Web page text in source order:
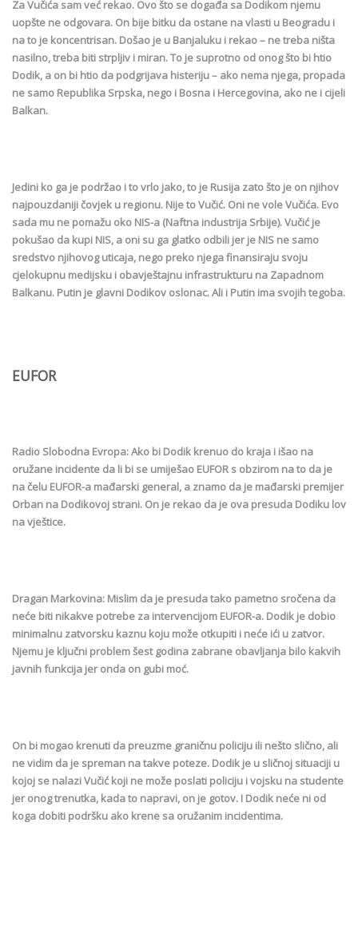
Za Vučića sam već rekao. Ovo što se događa sa Dodikom njemu
uopšte ne odgovara. On bije bitku da ostane na vlasti u Beogradu i
na to je koncentrisan. Došao je u Banjaluku i rekao – ne treba ništa
nasilno, treba biti strpljiv i miran. To je suprotno od onog što bi htio
Dodik, a on bi htio da podgrijava histeriju – ako nema njega, propada
ne samo Republika Srpska, nego i Bosna i Hercegovina, ako ne i cijeli
Balkan.
Jedini ko ga je podržao i to vrlo jako, to je Rusija zato što je on njihov
najpouzdaniji čovjek u regionu. Nije to Vučić. Oni ne vole Vučića. Evo
sada mu ne pomažu oko NIS-a (Naftna industrija Srbije). Vučić je
pokušao da kupi NIS, a oni su ga glatko odbili jer je NIS ne samo
sredstvo njihovog uticaja, nego preko njega finansiraju svoju
cjelokupnu medijsku i obavještajnu infrastrukturu na Zapadnom
Balkanu. Putin je glavni Dodikov oslonac. Ali i Putin ima svojih tegoba.
EUFOR
Radio Slobodna Evropa: Ako bi Dodik krenuo do kraja i išao na
oružane incidente da li bi se umiješao EUFOR s obzirom na to da je
na čelu EUFOR-a mađarski general, a znamo da je mađarski premijer
Orban na Dodikovoj strani. On je rekao da je ova presuda Dodiku lov
na vještice.
Dragan Markovina: Mislim da je presuda tako pametno sročena da
neće biti nikakve potrebe za intervencijom EUFOR-a. Dodik je dobio
minimalnu zatvorsku kaznu koju može otkupiti i neće ići u zatvor.
Njemu je ključni problem šest godina zabrane obavljanja bilo kakvih
javnih funkcija jer onda on gubi moć.
On bi mogao krenuti da preuzme graničnu policiju ili nešto slično, ali
ne vidim da je spreman na takve poteze. Dodik je u sličnoj situaciji u
kojoj se nalazi Vučić koji ne može poslati policiju i vojsku na studente
jer onog trenutka, kada to napravi, on je gotov. I Dodik neće ni od
koga dobiti podršku ako krene sa oružanim incidentima.